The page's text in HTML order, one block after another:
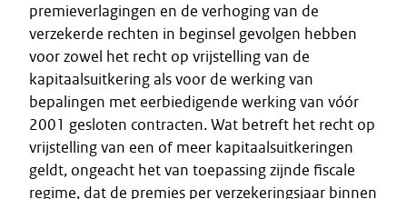
premieverlagingen en de verhoging van de
verzekerde rechten in beginsel gevolgen hebben
voor zowel het recht op vrijstelling van de
kapitaalsuitkering als voor de werking van
bepalingen met eerbiedigende werking van vóór
2001 gesloten contracten. Wat betreft het recht op
vrijstelling van een of meer kapitaalsuitkeringen
geldt, ongeacht het van toepassing zijnde fiscale
regime, dat de premies per verzekeringsjaar binnen